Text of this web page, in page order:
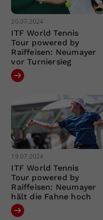
20.07.2024
ITF World Tennis
Tour powered by
Raiffeisen: Neumayer
vor Turniersieg
19.07.2024
ITF World Tennis
Tour powered by
Raiffeisen: Neumayer
hält die Fahne hoch